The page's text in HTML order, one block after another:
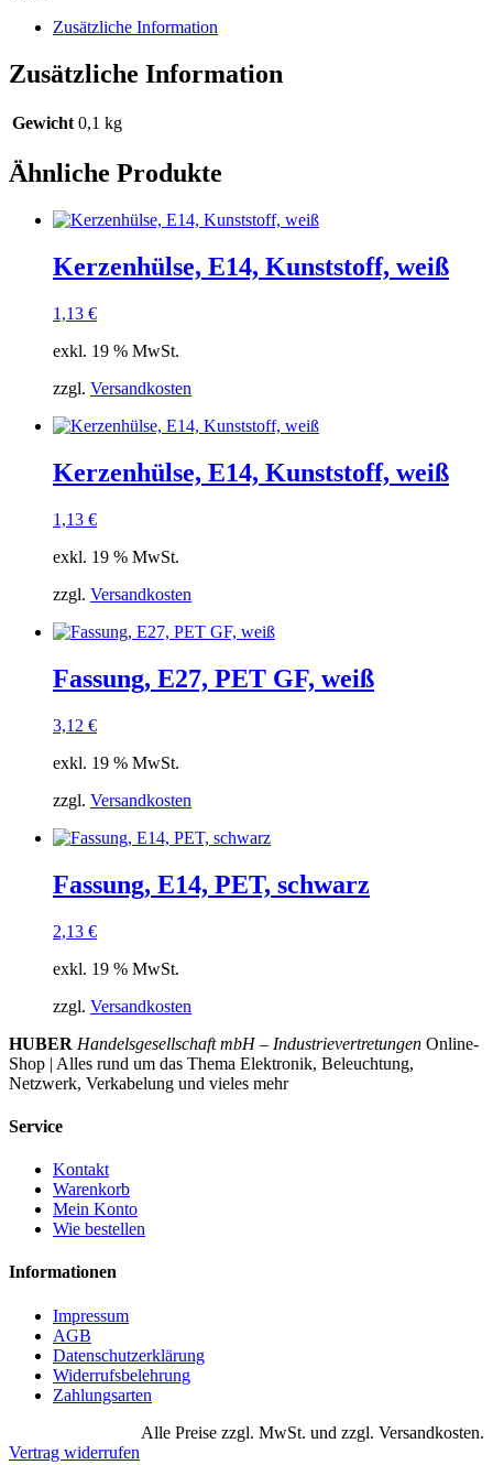
Zusätzliche Information
Zusätzliche Information
Gewicht 0,1 kg
Ähnliche Produkte
Kerzenhülse, E14, Kunststoff, weiß
1,13 €
exkl. 19 % MwSt.
zzgl. Versandkosten
Kerzenhülse, E14, Kunststoff, weiß
1,13 €
exkl. 19 % MwSt.
zzgl. Versandkosten
Fassung, E27, PET GF, weiß
3,12 €
exkl. 19 % MwSt.
zzgl. Versandkosten
Fassung, E14, PET, schwarz
2,13 €
exkl. 19 % MwSt.
zzgl. Versandkosten
HUBER Handelsgesellschaft mbH – Industrievertretungen Online-
Shop | Alles rund um das Thema Elektronik, Beleuchtung,
Netzwerk, Verkabelung und vieles mehr
Service
Kontakt
Warenkorb
Mein Konto
Wie bestellen
Informationen
Impressum
AGB
Datenschutzerklärung
Widerrufsbelehrung
Zahlungsarten
Alle Preise zzgl. MwSt. und zzgl. Versandkosten.
Vertrag widerrufen